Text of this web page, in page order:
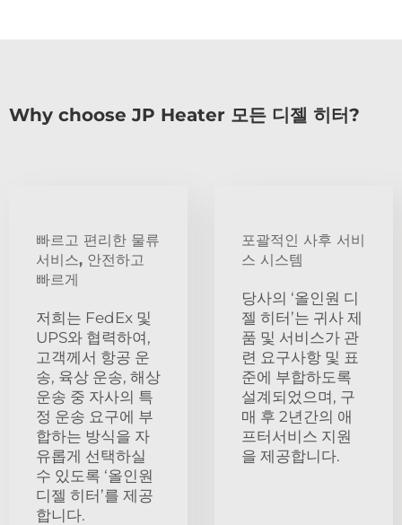
Why choose JP Heater 모든 디젤 히터?
빠르고 편리한 물류
서비스, 안전하고
빠르게
저희는 FedEx 및
UPS와 협력하여,
고객께서 항공 운
송, 육상 운송, 해상
운송 중 자사의 특
정 운송 요구에 부
합하는 방식을 자
유롭게 선택하실
수 있도록 ‘올인원
디젤 히터’를 제공
합니다.
포괄적인 사후 서비
스 시스템
당사의 ‘올인원 디
젤 히터’는 귀사 제
품 및 서비스가 관
련 요구사항 및 표
준에 부합하도록
설계되었으며, 구
매 후 2년간의 애
프터서비스 지원
을 제공합니다.